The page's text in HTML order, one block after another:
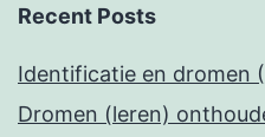
Recent Posts
Identificatie en dromen
Dromen (leren)